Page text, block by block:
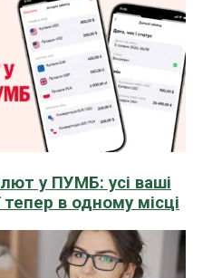
у ПУМБ: усі ваші
тепер в одному місці